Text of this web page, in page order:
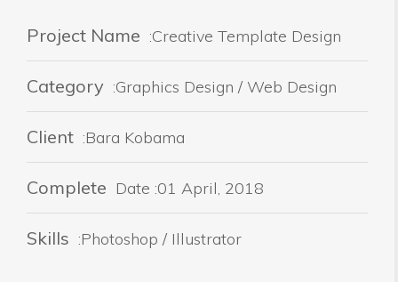
Project Name :Creative Template Design
Category :Graphics Design / Web Design
Client :Bara Kobama
Complete Date :01 April, 2018
Skills :Photoshop / Illustrator